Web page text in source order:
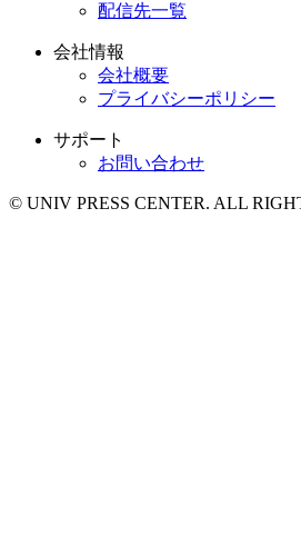
配信先一覧
会社情報
会社概要
プライバシーポリシー
サポート
お問い合わせ
© UNIV PRESS CENTER. ALL